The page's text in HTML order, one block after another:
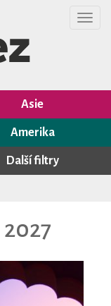
Asie
Amerika
Další filtry